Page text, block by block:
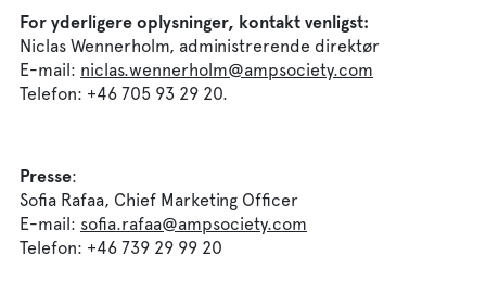
For yderligere oplysninger, kontakt venligst:
Niclas Wennerholm, administrerende direktør
E-mail: niclas.wennerholm@ampsociety.com
Telefon: +46 705 93 29 20.
Presse:
Sofia Rafaa, Chief Marketing Officer
E-mail: sofia.rafaa@ampsociety.com
Telefon: +46 739 29 99 20